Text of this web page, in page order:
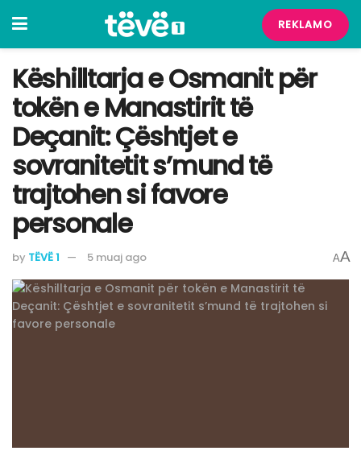
REKLAMO
Këshilltarja e Osmanit për
tokën e Manastirit të
Deçanit: Çështjet e
sovranitetit s’mund të
trajtohen si favore
personale
by TËVË 1 5 muaj ago AA